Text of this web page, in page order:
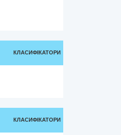
КЛАСИФІКАТОРИ
КЛАСИФІКАТОРИ